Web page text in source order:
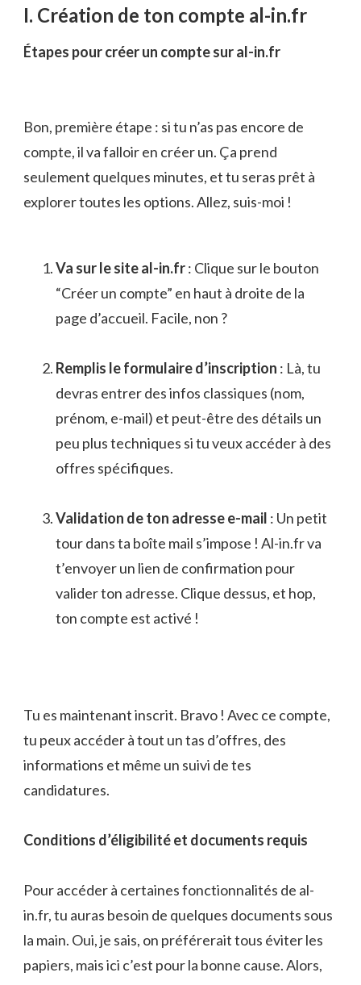
I. Création de ton compte al-in.fr
Étapes pour créer un compte sur al-in.fr
Bon, première étape : si tu n’as pas encore de
compte, il va falloir en créer un. Ça prend
seulement quelques minutes, et tu seras prêt à
explorer toutes les options. Allez, suis-moi !
Va sur le site al-in.fr: Clique sur le bouton
“Créer un compte” en haut à droite de la
page d’accueil. Facile, non ?
Remplis le formulaire d’inscription : Là, tu
devras entrer des infos classiques (nom,
prénom, e-mail) et peut-être des détails un
peu plus techniques si tu veux accéder à des
offres spécifiques.
Validation de ton adresse e-mail : Un petit
tour dans ta boîte mail s’impose ! Al-in.fr va
t’envoyer un lien de confirmation pour
valider ton adresse. Clique dessus, et hop,
ton compte est activé !
Tu es maintenant inscrit. Bravo ! Avec ce compte,
tu peux accéder à tout un tas d’offres, des
informations et même un suivi de tes
candidatures.
Conditions d’éligibilité et documents requis
Pour accéder à certaines fonctionnalités de al-
in.fr, tu auras besoin de quelques documents sous
la main. Oui, je sais, on préférerait tous éviter les
papiers, mais ici c’est pour la bonne cause. Alors,